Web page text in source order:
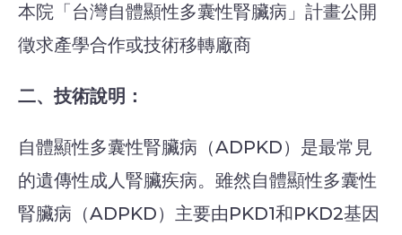
本院「台灣自體顯性多囊性腎臟病」計畫公開
徵求產學合作或技術移轉廠商
二、技術說明：
自體顯性多囊性腎臟病（ADPKD）是最常見
的遺傳性成人腎臟疾病。雖然自體顯性多囊性
腎臟病（ADPKD）主要由PKD1和PKD2基因